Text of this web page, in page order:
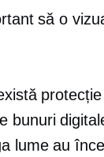
să o
bunuri
lume au